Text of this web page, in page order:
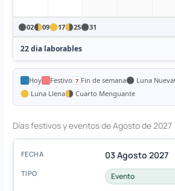
02 09 17 25 31
22 dia laborables
Hoy Festivo Fin de semana Luna Nueva
Luna Llena
Cuarto Menguante
Días festivos y eventos de Agosto de 2027
03 Agosto 2027
Evento